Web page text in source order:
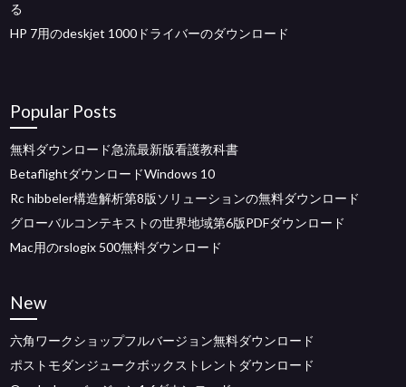
る
HP 7用のdeskjet 1000ドライバーのダウンロード
Popular Posts
無料ダウンロード急流最新版看護教科書
BetaflightダウンロードWindows 10
Rc hibbeler構造解析第8版ソリューションの無料ダウンロード
グローバルコンテキストの世界地域第6版PDFダウンロード
Mac用のrslogix 500無料ダウンロード
New
六角ワークショップフルバージョン無料ダウンロード
ポストモダンジュークボックストレントダウンロード